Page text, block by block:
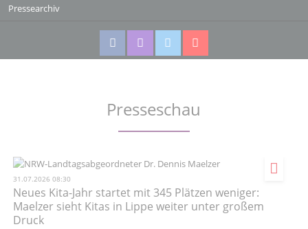
Pressearchiv
Presseschau
31.07.2026 08:30
Neues Kita-Jahr startet mit 345 Plätzen weniger:
Maelzer sieht Kitas in Lippe weiter unter großem
Druck